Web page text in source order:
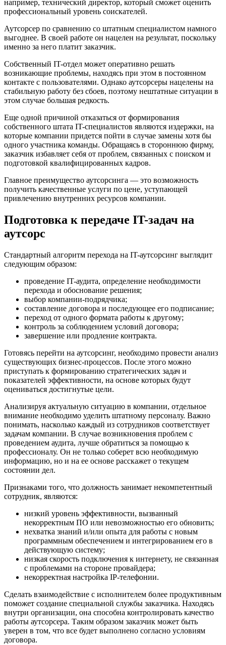
например, технический директор, который сможет оценить
профессиональный уровень соискателей.
Аутсорсер по сравнению со штатным специалистом намного
выгоднее. В своей работе он нацелен на результат, поскольку
именно за него платит заказчик.
Собственный IT-отдел может оперативно решать
возникающие проблемы, находясь при этом в постоянном
контакте с пользователями. Однако аутсорсеры нацелены на
стабильную работу без сбоев, поэтому нештатные ситуации в
этом случае большая редкость.
Еще одной причиной отказаться от формирования
собственного штата IT-специалистов являются издержки, на
которые компании придется пойти в случае замены хотя бы
одного участника команды. Обращаясь в стороннюю фирму,
заказчик избавляет себя от проблем, связанных с поиском и
подготовкой квалифицированных кадров.
Главное преимущество аутсорсинга — это возможность
получить качественные услуги по цене, уступающей
привлечению внутренних ресурсов компании.
Подготовка к передаче IT-задач на
аутсорс
Стандартный алгоритм перехода на IT-аутсорсинг выглядит
следующим образом:
проведение IT-аудита, определение необходимости
перехода и обоснование решения;
выбор компании-подрядчика;
составление договора и последующее его подписание;
переход от одного формата работы к другому;
контроль за соблюдением условий договора;
завершение или продление контракта.
Готовясь перейти на аутсорсинг, необходимо провести анализ
существующих бизнес-процессов. После этого можно
приступать к формированию стратегических задач и
показателей эффективности, на основе которых будут
оцениваться достигнутые цели.
Анализируя актуальную ситуацию в компании, отдельное
внимание необходимо уделить штатному персоналу. Важно
понимать, насколько каждый из сотрудников соответствует
задачам компании. В случае возникновения проблем с
проведением аудита, лучше обратиться за помощью к
профессионалу. Он не только соберет всю необходимую
информацию, но и на ее основе расскажет о текущем
состоянии дел.
Признаками того, что должность занимает некомпетентный
сотрудник, являются:
низкий уровень эффективности, вызванный
некорректным ПО или невозможностью его обновить;
нехватка знаний и/или опыта для работы с новым
программным обеспечением и интегрированием его в
действующую систему;
низкая скорость подключения к интернету, не связанная
с проблемами на стороне провайдера;
некорректная настройка IP-телефонии.
Сделать взаимодействие с исполнителем более продуктивным
поможет создание специальной службы заказчика. Находясь
внутри организации, она способна контролировать качество
работы аутсорсера. Таким образом заказчик может быть
уверен в том, что все будет выполнено согласно условиям
договора.